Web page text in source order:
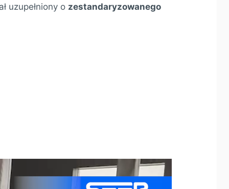
uzupełniony o zestandaryzowanego